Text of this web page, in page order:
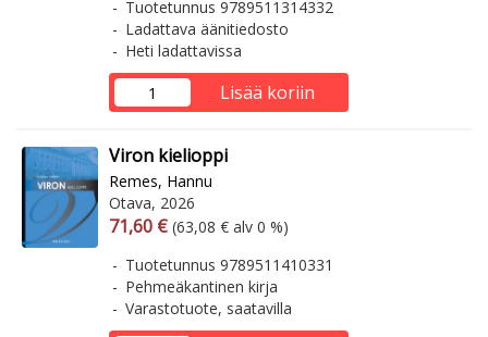
Tuotetunnus 9789511314332
Ladattava äänitiedosto
Heti ladattavissa
Lisää koriin
Viron kielioppi
Remes, Hannu
Otava, 2026
Arvonlisäverollinen hinta
71,60 € Arvonlisäveroton hinta
(63,08 € alv 0 %)
Tuotetunnus 9789511410331
Pehmeäkantinen kirja
Varastotuote, saatavilla